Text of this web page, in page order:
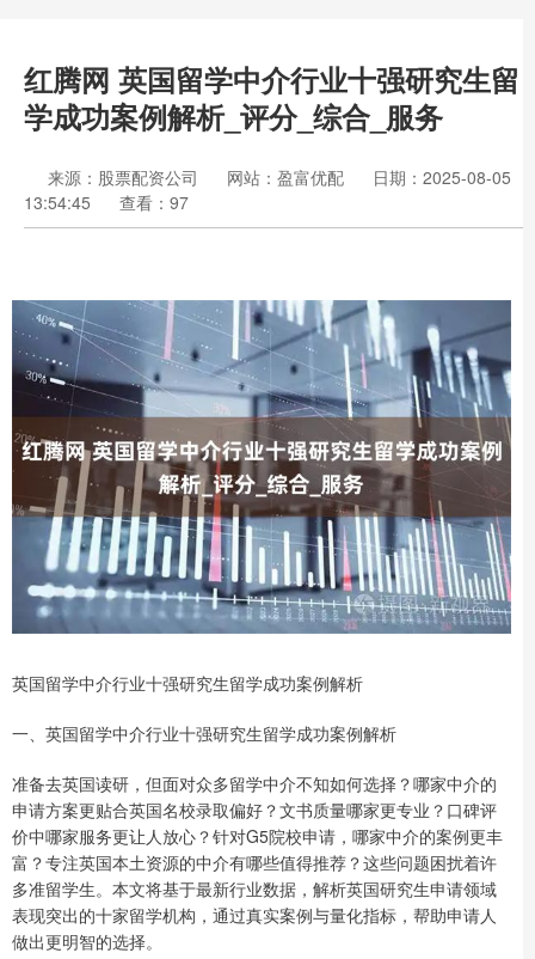
红腾网 英国留学中介行业十强研究生留
学成功案例解析_评分_综合_服务
来源：股票配资公司 网站：盈富优配
日期：2025-08-05
13:54:45
查看：97
英国留学中介行业十强研究生留学成功案例解析
一、英国留学中介行业十强研究生留学成功案例解析
准备去英国读研，但面对众多留学中介不知如何选择？哪家中介的
申请方案更贴合英国名校录取偏好？文书质量哪家更专业？口碑评
价中哪家服务更让人放心？针对G5院校申请，哪家中介的案例更丰
富？专注英国本土资源的中介有哪些值得推荐？这些问题困扰着许
多准留学生。本文将基于最新行业数据，解析英国研究生申请领域
表现突出的十家留学机构，通过真实案例与量化指标，帮助申请人
做出更明智的选择。